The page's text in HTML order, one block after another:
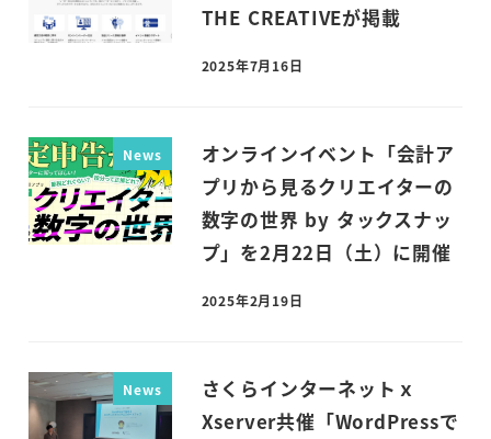
THE CREATIVEが掲載
投稿日
2025年7月16日
News
オンラインイベント「会計ア
プリから見るクリエイターの
数字の世界 by タックスナッ
プ」を2月22日（土）に開催
投稿日
2025年2月19日
News
さくらインターネットｘ
Xserver共催「WordPressで